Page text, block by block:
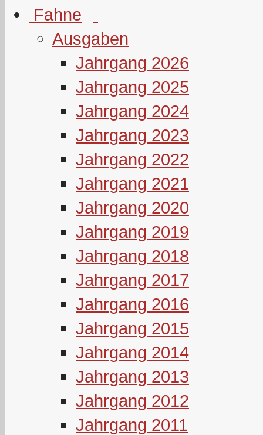
Ausgaben
Jahrgang 2026
Jahrgang 2025
Jahrgang 2024
Jahrgang 2023
Jahrgang 2022
Jahrgang 2021
Jahrgang 2020
Jahrgang 2019
Jahrgang 2018
Jahrgang 2017
Jahrgang 2016
Jahrgang 2015
Jahrgang 2014
Jahrgang 2013
Jahrgang 2012
Jahrgang 2011